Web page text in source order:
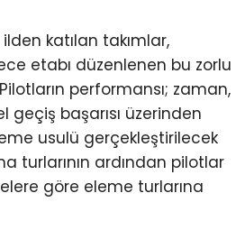
ilden katılan takımlar,
etabı düzenlenen bu zorlu
performansı; zaman,
geçiş başarısı üzerinden
usulü gerçekleştirilecek
turlarının ardından pilotlar
göre eleme turlarına